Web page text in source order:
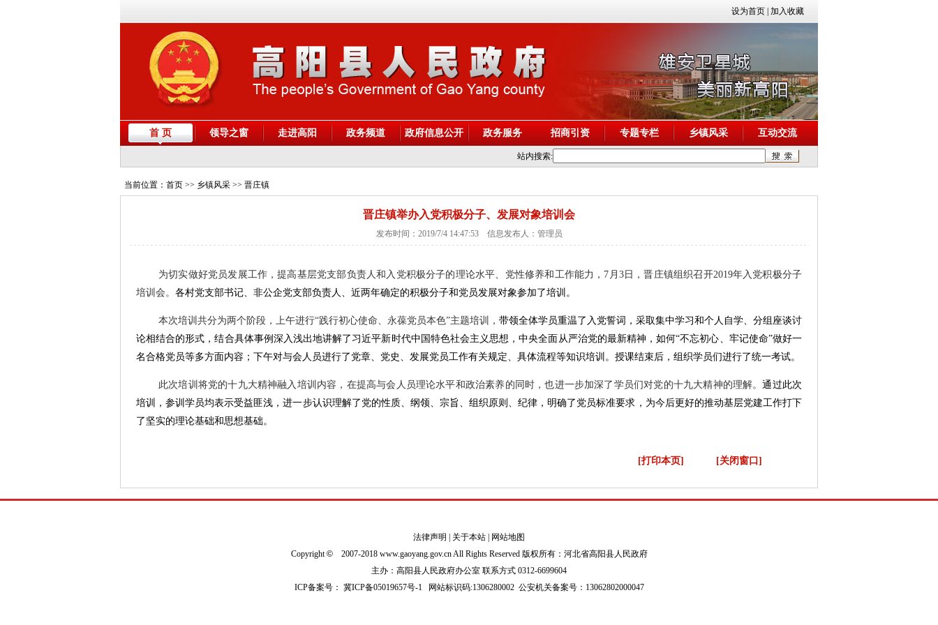
设为首页 加入收藏
首 页 领导之窗 走进高阳 政务频道 政府信息公开 政务服务 招商引资 专题专栏 乡镇风采 互动交流
站内搜索:
当前位置： 首页 >> 乡镇风采 >> 晋庄镇
晋庄镇举办入党积极分子、发展对象培训会
发布时间：2019/7/4 14:47:53 信息发布人：管理员
为切实做好党员发展工作，提高基层党支部负责人和入党积极分子的理论水平、党性修养和工作能力， 7 月 3日，晋庄镇组织召开2019年入党积极分子
培训会。 各村党支部书记、非公企党支部负责人、近两年确定的积极分子和党员发展对象参加了培训。
本次培训共分为两个阶段，上午进行“践行初心使命、永葆党员本色”主题培训， 带领全体学员重温了入党誓词，采取集中学习和个人自学、分组座谈讨
论相结合的形式，结合具体事例深入浅出地讲解了习近平新时代中国特色社会主义思想，中央全面从严治党的最新精神，如何“不忘初心、牢记使命”做好一
名合格党员等多方面内容； 下午对与会人员进行了党章、党史、发展党员工作有关规定、具体流程等知识培训。 授课结束后，组织学员们进行了统一考试。
此次培训将党的十九大精神融入培训内容，在提高与会人员理论水平和政治素养的同时，也进一步加深了学员们对党的十九大精神的理解。通过此次
培训，参训学员均表示受益匪浅，进一步认识理解了党的性质、纲领、宗旨、组织原则、纪律，明确了党员标准要求，为今后更好的推动基层党建工作打下
了坚实的理论基础和思想基础。
[打印本页] [关闭窗口]
法律声明 关于本站
网站地图
Copyright©2007-2018 www.gaoyang.gov.cn All Rights Reserved 版权所有：河北省高阳县人民政府
主办：高阳县人民政府办公室 联系方式 0312-6699604
ICP备案号： 冀ICP备05019657号-1网站标识码:1306280002 公安机关备案号：13062802000047